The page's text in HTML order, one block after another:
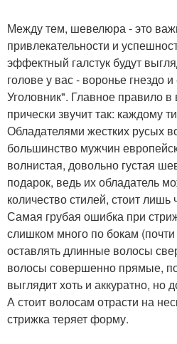
Между тем, шевелюра - это
привлекательности и
эффектный галстук будут
голове у вас - воронье гнездо
Уголовник". Главное правило
прически звучит так: каждому
Обладателями жестких русых
большинство мужчин
волнистая, довольно густая
подарок, ведь их обладатель
количество стилей, стоит лишь
Самая грубая ошибка при
слишком много по бокам
оставлять длинные волосы
волосы совершенно прямые,
выглядит хоть и аккуратно, но
А стоит волосам отрасти на
стрижка теряет форму.